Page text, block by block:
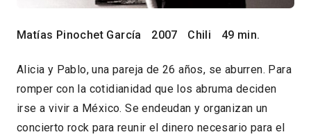
Matías Pinochet García 2007 Chili 49 min.
Alicia y Pablo, una pareja de 26 años, se aburren. Para
romper con la cotidianidad que los abruma deciden
irse a vivir a México. Se endeudan y organizan un
concierto rock para reunir el dinero necesario para el